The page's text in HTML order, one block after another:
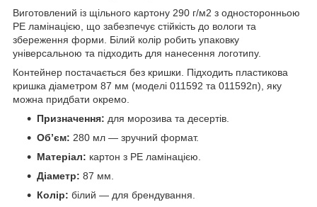
Виготовлений із щільного картону 290 г/м2 з односторонньою
PE ламінацією, що забезпечує стійкість до вологи та
збереження форми. Білий колір робить упаковку
універсальною та підходить для нанесення логотипу.
Контейнер постачається без кришки. Підходить пластикова
кришка діаметром 87 мм (моделі 011592 та 011592п), яку
можна придбати окремо.
Призначення: для морозива та десертів.
Об’єм: 280 мл — зручний формат.
Матеріал: картон з PE ламінацією.
Діаметр: 87 мм.
Колір: білий — для брендування.